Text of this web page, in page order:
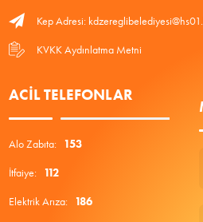
Kep Adresi:
KVKK Aydınlatma Metni
ACIL TELEFONLAR
Alo Zabıta: 153
İtfaiye: 112
Elektrik Arıza: 186